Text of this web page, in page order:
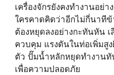
เครื่องจักรยังคงทำงานอย่
ใครคาดคิดว่าอีกไม่กี่นาที
ต้องหยุดลงอย่างกะทันหัน
ควบคุม แรงดันในท่อเพิ่มสู
ตัว ปั๊มน้ำหลักหยุดทำงานทั
เพื่อความปลอดภัย